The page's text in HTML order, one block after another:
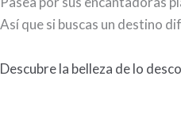
Así que si buscas un destino
Descubre la belleza de lo